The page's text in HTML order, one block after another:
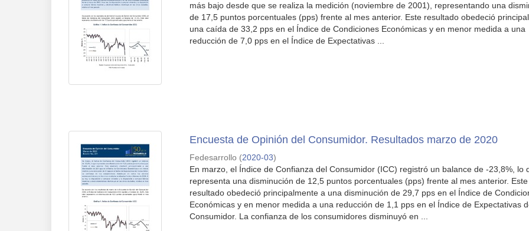
más bajo desde que se realiza la medición (noviembre de 2001), representando una
de 17,5 puntos porcentuales (pps) frente al mes anterior. Este resultado obedeció
una caída de 33,2 pps en el Índice de Condiciones Económicas y en menor medida a una
reducción de 7,0 pps en el Índice de Expectativas ...
Encuesta de Opinión del Consumidor. Resultados marzo de 2020
Fedesarrollo (2020-03)
En marzo, el Índice de Confianza del Consumidor (ICC) registró un balance de -23,8%, lo
representa una disminución de 12,5 puntos porcentuales (pps) frente al mes anterior. Este
resultado obedeció principalmente a una disminución de 29,7 pps en el Índice de
Económicas y en menor medida a una reducción de 1,1 pps en el Índice de Expectativas
Consumidor. La confianza de los consumidores disminuyó en ...